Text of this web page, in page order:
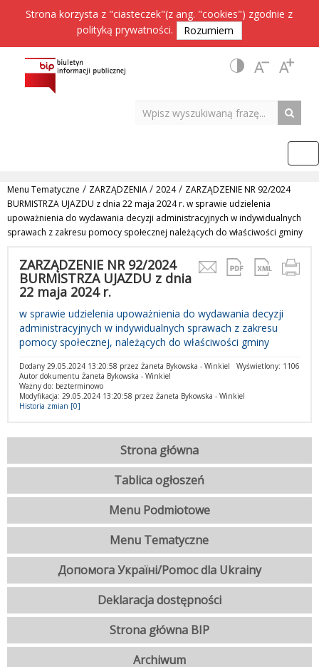
Strona korzysta z "ciasteczek"(z ang. "cookies") zgodnie z
polityką prywatności. Rozumiem
Menu Tematyczne / ZARZĄDZENIA/ 2024/ ZARZĄDZENIE NR 92/2024
BURMISTRZA UJAZDU z dnia 22 maja 2024 r. w sprawie udzielenia
upoważnienia do wydawania decyzji administracyjnych w indywidualnych
sprawach z zakresu pomocy społecznej należących do właściwości gminy
ZARZĄDZENIE NR 92/2024
BURMISTRZA UJAZDU z dnia
22 maja 2024 r.
w sprawie udzielenia upoważnienia do wydawania decyzji
administracyjnych w indywidualnych sprawach z zakresu
pomocy społecznej, należących do właściwości gminy
Wyświetlony: 1106
Dodany 29.05.2024 13:20:58 przez Żaneta Bykowska - Winkiel
Autor dokumentu Żaneta Bykowska - Winkiel
Ważny do: bezterminowo
Modyfikacja: 29.05.2024 13:20:58 przez Żaneta Bykowska - Winkiel
Historia zmian [0]
Strona główna
Tablica ogłoszeń
Menu Podmiotowe
Menu Tematyczne
Допомога Україні/Pomoc dla Ukrainy
Deklaracja dostępności
Strona główna BIP
Archiwum